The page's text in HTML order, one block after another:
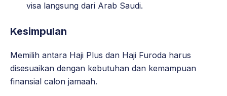
visa langsung dari Arab Saudi.
Kesimpulan
Memilih antara Haji Plus dan Haji Furoda harus
disesuaikan dengan kebutuhan dan kemampuan
finansial calon jamaah.